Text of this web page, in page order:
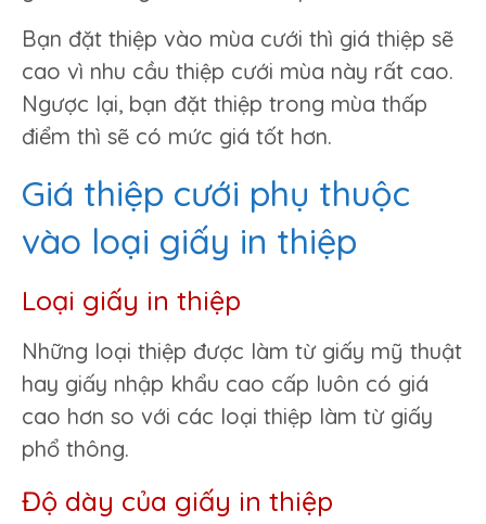
Bạn đặt thiệp vào mùa cưới thì giá thiệp sẽ
cao vì nhu cầu thiệp cưới mùa này rất cao.
Ngược lại, bạn đặt thiệp trong mùa thấp
điểm thì sẽ có mức giá tốt hơn.
Giá thiệp cưới phụ thuộc
vào loại giấy in thiệp
Loại giấy in thiệp
Những loại thiệp được làm từ giấy mỹ thuật
hay giấy nhập khẩu cao cấp luôn có giá
cao hơn so với các loại thiệp làm từ giấy
phổ thông.
Độ dày của giấy in thiệp